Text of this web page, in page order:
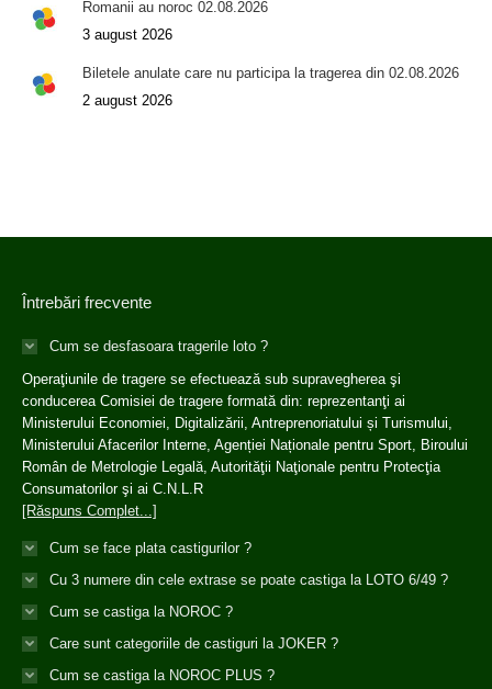
Romanii au noroc 02.08.2026
3 august 2026
Biletele anulate care nu participa la tragerea din 02.08.2026
2 august 2026
Întrebări frecvente
Cum se desfasoara tragerile loto ?
Operaţiunile de tragere se efectuează sub supravegherea şi
conducerea Comisiei de tragere formată din: reprezentanţi ai
Ministerului Economiei, Digitalizării, Antreprenoriatului și Turismului,
Ministerului Afacerilor Interne, Agenției Naționale pentru Sport, Biroului
Român de Metrologie Legală, Autorităţii Naţionale pentru Protecţia
Consumatorilor şi ai C.N.L.R
[Răspuns Complet...]
Cum se face plata castigurilor ?
Cu 3 numere din cele extrase se poate castiga la LOTO 6/49 ?
Cum se castiga la NOROC ?
Care sunt categoriile de castiguri la JOKER ?
Cum se castiga la NOROC PLUS ?